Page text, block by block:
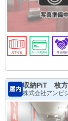
屋内
収納PiT 枚方
株式会社アンビ